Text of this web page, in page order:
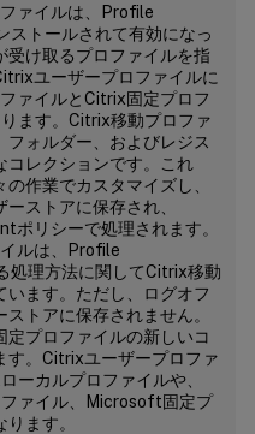
ァイルは、Profile
ストールされて有効になっ
受け取るプロファイルを指
ユーザープロファイルに
ァイルとCitrix固定プロフ
ます。Citrix移動プロファ
フォルダー、およびレジス
コレクションです。これ
作業でカスタマイズし、
ストアに保存され、
ポリシーで処理されます。
ルは、Profile
処理方法に関してCitrix移動
います。ただし、ログオフ
トアに保存されません。
定プロファイルの新しいコ
す。Citrixユーザープロファ
ーカルプロファイルや、
ァイル、Microsoft固定プ
ます。